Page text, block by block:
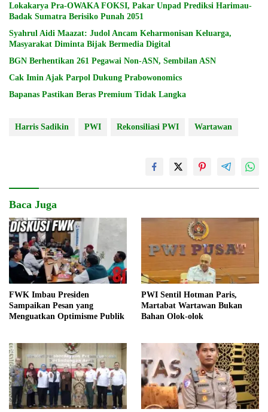
Lokakarya Pra-OWAKA FOKSI, Pakar Unpad Prediksi Harimau-
Badak Sumatra Berisiko Punah 2051
Syahrul Aidi Maazat: Judol Ancam Keharmonisan Keluarga,
Masyarakat Diminta Bijak Bermedia Digital
BGN Berhentikan 261 Pegawai Non-ASN, Sembilan ASN
Cak Imin Ajak Parpol Dukung Prabowonomics
Bapanas Pastikan Beras Premium Tidak Langka
Harris Sadikin PWI Rekonsiliasi PWI Wartawan
Baca Juga
FWK Imbau Presiden
Sampaikan Pesan yang
Menguatkan Optimisme Publik
PWI Sentil Hotman Paris,
Martabat Wartawan Bukan
Bahan Olok-olok